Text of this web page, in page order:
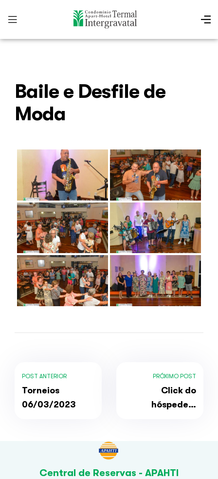
Baile e Desfile de
Moda
POST ANTERIOR
Torneios
06/03/2023
PRÓXIMO POST
Click do
hóspede –
Central de Reservas - APAHTI